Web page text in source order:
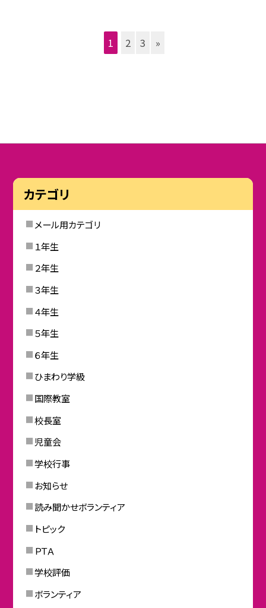
1 2 3 »
カテゴリ
メール用カテゴリ
１年生
２年生
３年生
４年生
５年生
６年生
ひまわり学級
国際教室
校長室
児童会
学校行事
お知らせ
読み聞かせボランティア
トピック
ＰＴＡ
学校評価
ボランティア